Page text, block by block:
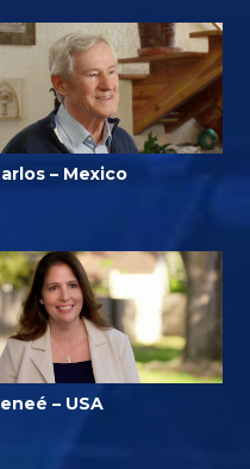
– Mexico
– USA